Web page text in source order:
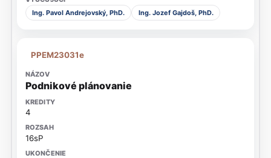
Ing. Pavol Andrejovský, PhD. Ing. Jozef Gajdoš, PhD.
PPEM23031e
Podnikové plánovanie
4
16sP